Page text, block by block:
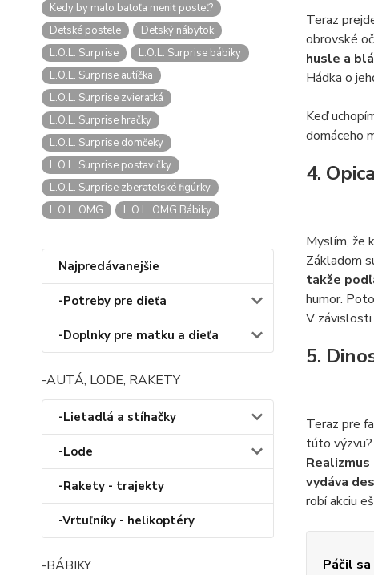
Kedy by malo batoľa meniť posteľ?
Detské postele
Detský nábytok
L.O.L. Surprise
L.O.L. Surprise bábiky
L.O.L. Surprise autíčka
L.O.L. Surprise zvieratká
L.O.L. Surprise hračky
L.O.L. Surprise domčeky
L.O.L. Surprise postavičky
L.O.L. Surprise zberateľské figúrky
L.O.L. OMG
L.O.L. OMG Bábiky
Najpredávanejšie
-Potreby pre dieťa
-Doplnky pre matku a dieťa
-AUTÁ, LODE, RAKETY
-Lietadlá a stíhačky
-Lode
-Rakety - trajekty
-Vrtuľníky - helikoptéry
-BÁBIKY
Teraz
obrovské
husle a
Hádka o
Keď
domáceho
4. Opica
Myslím, že
Základom
takže
humor.
V závislosti
5.
Teraz pre
túto výzvu?
vydáva
robí akciu
Páčil